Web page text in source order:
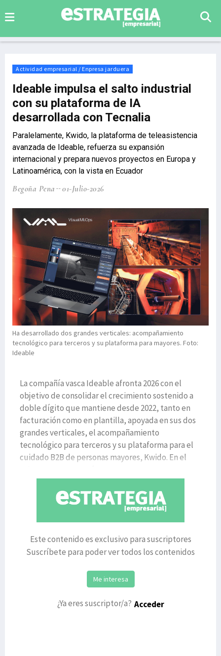
Actividad empresarial / Enpresa jarduera
Ideable impulsa el salto industrial
con su plataforma de IA
desarrollada con Tecnalia
Paralelamente, Kwido, la plataforma de teleasistencia
avanzada de Ideable, refuerza su expansión
internacional y prepara nuevos proyectos en Europa y
Latinoamérica, con la vista en Ecuador
Begoña Pena 01-Julio-2026
Ha desarrollado dos grandes verticales: acompañamiento
tecnológico para terceros y su plataforma para mayores. Foto:
Ideable
La compañía vasca Ideable afronta 2026 con el
objetivo de consolidar el crecimiento sostenido a
doble dígito que mantiene desde 2022, tanto en
facturación como en plantilla, apoyada en sus dos
grandes verticales, el acompañamiento
tecnológico para terceros y su plataforma para el
cuidado B2B de personas mayores, Kwido. En el
Este contenido es exclusivo para suscriptores
Suscríbete para poder ver todos los contenidos
Me interesa
¿Ya eres suscriptor/a? Acceder